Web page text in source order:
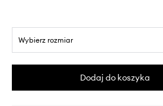
Wybierz rozmiar
Dodaj do koszyka